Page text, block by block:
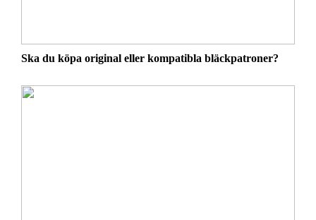
Ska du köpa original eller kompatibla bläckpatroner?